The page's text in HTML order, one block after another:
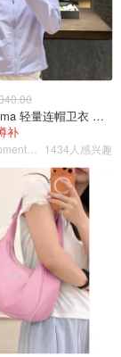
保释金泡
女子弑父母
在判决中....
2987
Arc'teryx Gamma 轻量连帽卫衣 女款
补
1434人感兴趣